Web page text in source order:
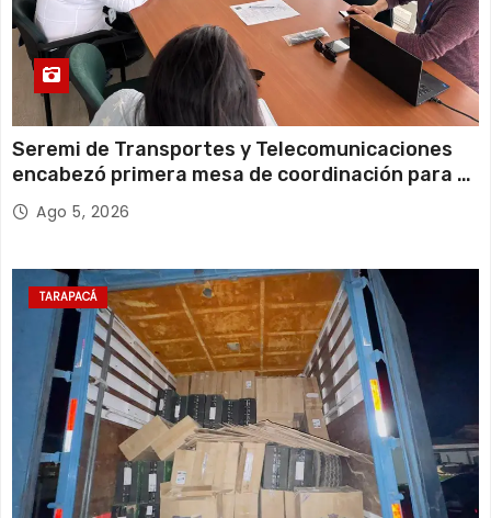
Seremi de Transportes y Telecomunicaciones
encabezó primera mesa de coordinación para el
retiro de cables en desuso en Iquique
Ago 5, 2026
TARAPACÁ